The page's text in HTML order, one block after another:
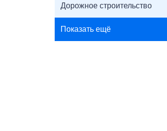
Дорожное строительство
Показать ещё